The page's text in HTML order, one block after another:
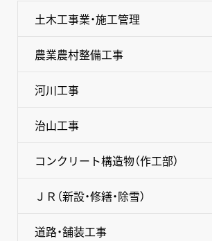
NEWS
コンセプト
スペシャルムービ
グループ情報
お問い合わせ
土木工事業・施工管理
農業農村整備工事
河川工事
治山工事
コンクリート構造物（作工部）
ＪＲ（新設・修繕・除雪）
道路・舗装工事